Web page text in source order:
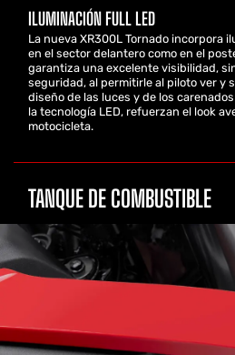
ILUMINACIÓN FULL LED
La nueva XR300L Tornado incorpora
en el sector delantero como en el
garantiza una excelente visibilidad,
seguridad, al permitirle al piloto ver y
diseño de las luces y de los
la tecnología LED, refuerzan el look
motocicleta.
TANQUE DE COMBUSTIBLE